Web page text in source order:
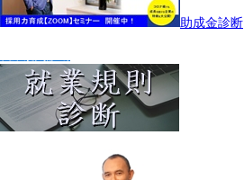
助成金診断